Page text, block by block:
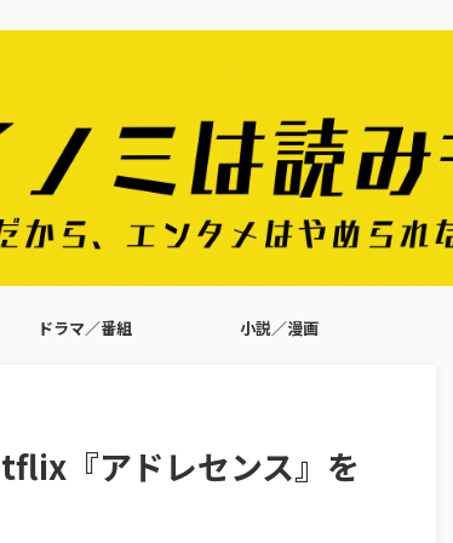
ドラマ／番組 小説／漫画
『アドレセンス』を